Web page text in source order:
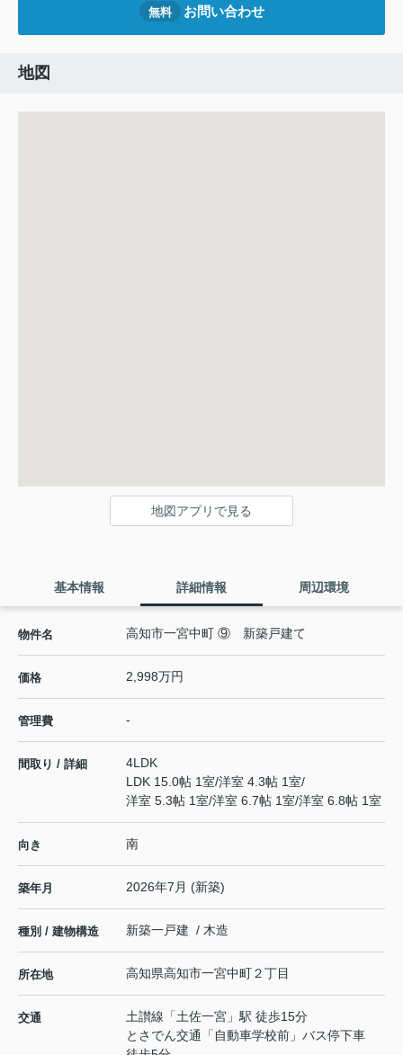
無料 お問い合わせ
地図
地図アプリで見る
基本情報 詳細情報 周辺環境
物件名 高知市一宮中町 ⑨ 新築戸建て
価格 2,998万円
管理費 -
間取り / 詳細
4LDK
LDK 15.0帖 1室/洋室 4.3帖 1室/
洋室 5.3帖 1室/洋室 6.7帖 1室/洋室 6.8帖 1室
向き 南
築年月 2026年7月 (新築)
種別 / 建物構造 新築一戸建 / 木造
所在地 高知県高知市一宮中町２丁目
交通 土讃線 「土佐一宮 」駅 徒歩15分
とさでん交通「自動車学校前」バス停下車